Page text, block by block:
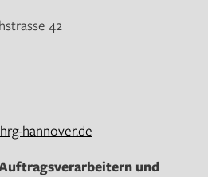
42
hannover.de
und